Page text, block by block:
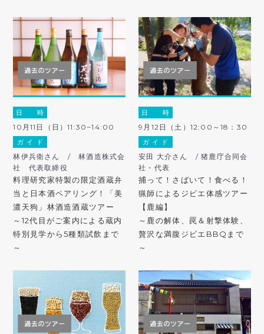
日 時
10月11日（日）11:30~14:00
ガ イ ド
林伊兵衛さん / 林酒造株式会
社 代表取締役
料理研究家特製の限定酒蔵弁
当と日本酒ペアリング！「美
濃天狗」林酒造酒蔵ツアー
～12代目がご案内による蔵内
特別見学から5種類試飲まで
～
日 時
9月12日（土）12:00～18：30
ガ イ ド
安田 大介さん / 猪鹿庁合同会
社・代表
捕って！さばいて！食べる！
猟師によるジビエ体感ツアー
【鹿編】
～鹿の解体、罠＆射撃体験、
贅沢な満腹ジビエBBQまで
～